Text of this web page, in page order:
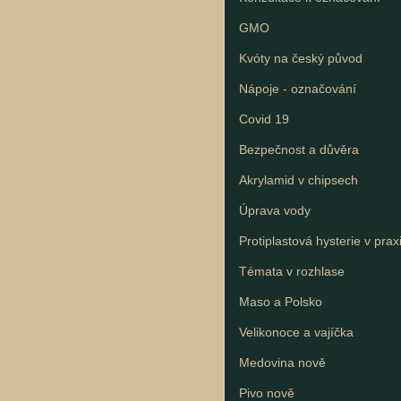
GMO
Kvóty na český původ
Nápoje - označování
Covid 19
Bezpečnost a důvěra
Akrylamid v chipsech
Úprava vody
Protiplastová hysterie v praxi
Témata v rozhlase
Maso a Polsko
Velikonoce a vajíčka
Medovina nově
Pivo nově